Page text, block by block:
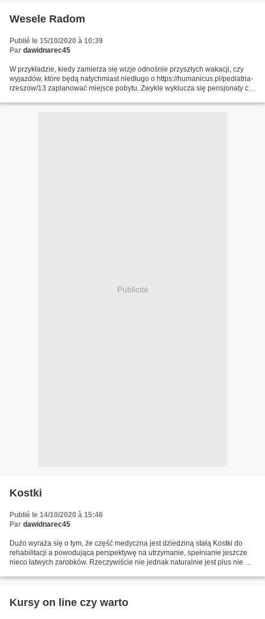
Wesele Radom
Publié le 15/10/2020 à 10:39
Par dawidnarec45
W przykładzie, kiedy zamierza się wizje odnośnie przyszłych wakacji, czy
wyjazdów, które będą natychmiast niedługo o https://humanicus.pl/pediatria-
rzeszow/13 zaplanować miejsce pobytu. Zwykle wyklucza się pensjonaty czy
Publicité
Kostki
Publié le 14/10/2020 à 15:46
Par dawidnarec45
Dużo wyraża się o tym, że część medyczna jest dziedziną stałą Kostki do
rehabilitacji a powodująca perspektywę na utrzymanie, spełnianie jeszcze
nieco łatwych zarobków. Rzeczywiście nie jednak naturalnie jest plus nie we
Kursy on line czy warto